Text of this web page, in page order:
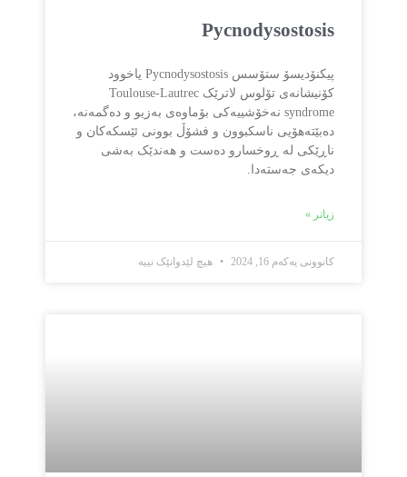
Pycnodysostosis
پیکنۆدیسۆ ستۆسس Pycnodysostosis یاخوود
کۆنیشانەی تۆلوس لاترێک Toulouse-Lautrec
syndrome نەخۆشییەکی بۆماوەی بەزیو و دەگمەنە،
دەبێتەهۆیی ناسکبوون و فشۆڵ بوونی ئێسکەکان و
ناڕێکی لە ڕوخسارو دەست و هەندێک بەشی
دیکەی جەستەدا.
زیاتر »
کانوونی یەکەم 16, 2024 هیچ لێدوانێک نییە